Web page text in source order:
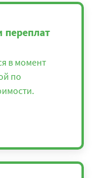
переплат
в момент
по